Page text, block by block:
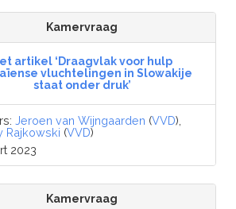
Kamervraag
artikel ‘Draagvlak voor hulp
vluchtelingen in Slowakije
staat onder druk’
Jeroen van Wijngaarden (VVD),
Rajkowski (VVD)
2023
Kamervraag